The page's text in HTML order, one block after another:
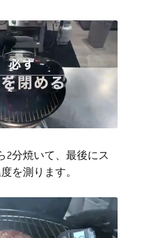
2分焼いて、最後にス
を測ります。